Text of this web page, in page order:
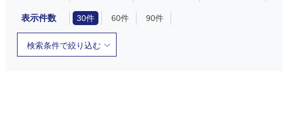
表示件数 30件 60件 90件
検索条件で絞り込む